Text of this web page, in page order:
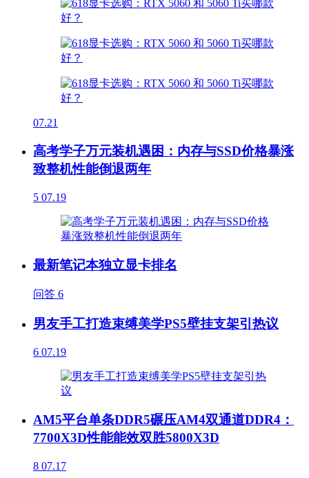
07.21
高考学子万元装机遇困：内存与SSD价格暴涨
致整机性能倒退两年
5 07.19
最新笔记本独立显卡排名
问答 6
男友手工打造束缚美学PS5壁挂支架引热议
6 07.19
AM5平台单条DDR5碾压AM4双通道DDR4：
7700X3D性能能效双胜5800X3D
8 07.17